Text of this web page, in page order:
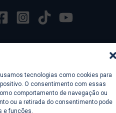
tecnologias como cookies para
O consentimento com essas
comportamento de navegação ou
ou a retirada do consentimento pode
e funções.